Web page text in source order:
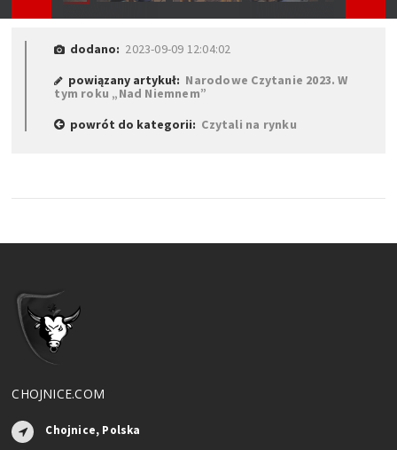
dodano: 2023-09-09 12:04:02
powiązany artykuł: Narodowe Czytanie 2023. W
tym roku „Nad Niemnem”
powrót do kategorii: Czytali na rynku
CHOJNICE.COM
Chojnice, Polska